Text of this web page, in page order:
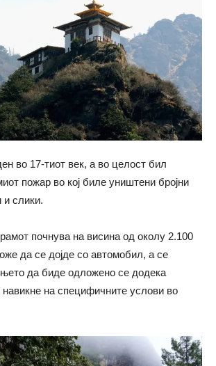
во 17-тиот век, а во целост бил
пожар во кој биле уништени бројни
и слики.
почнува на висина од околу 2.100
да се дојде со автомобил, а се
да биде одложено се додека
навикне на специфичните услови во